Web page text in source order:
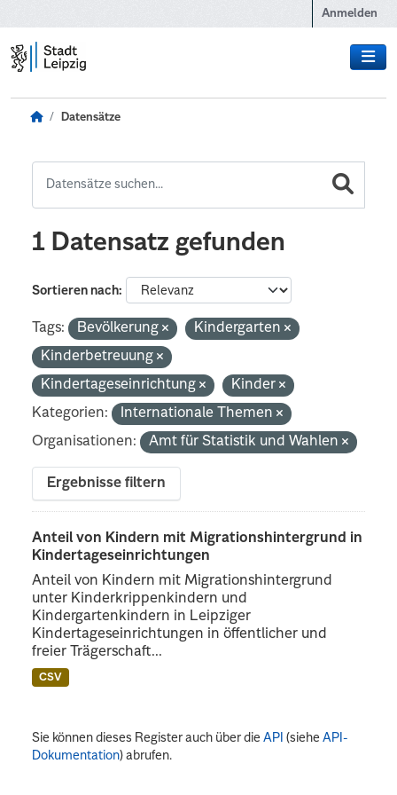
Anmelden
Datensätze
1 Datensatz gefunden
Sortieren nach
Tags: Bevölkerung
Kindergarten
Kinderbetreuung
Kindertageseinrichtung
Kinder
Kategorien:
Internationale Themen
Organisationen:
Amt für Statistik und Wahlen
Ergebnisse filtern
Anteil von Kindern mit Migrationshintergrund in
Kindertageseinrichtungen
Anteil von Kindern mit Migrationshintergrund
unter Kinderkrippenkindern und
Kindergartenkindern in Leipziger
Kindertageseinrichtungen in öffentlicher und
freier Trägerschaft...
CSV
Sie können dieses Register auch über dieAPI (sieheAPI-
Dokumentation) abrufen.